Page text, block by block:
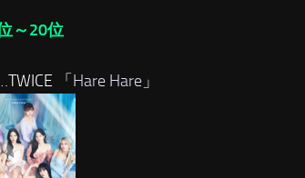
～20位
「 Hare Hare 」